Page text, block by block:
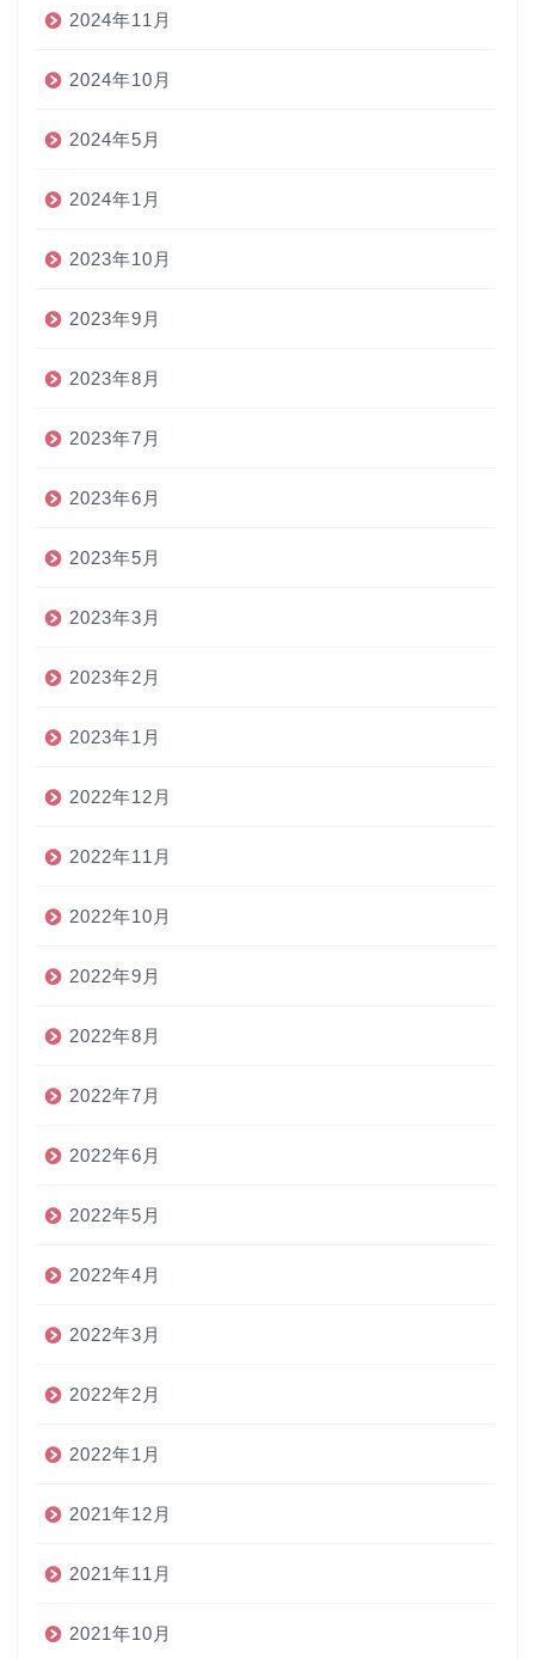
2024年11月
2024年10月
2024年5月
2024年1月
2023年10月
2023年9月
2023年8月
2023年7月
2023年6月
2023年5月
2023年3月
2023年2月
2023年1月
2022年12月
2022年11月
2022年10月
2022年9月
2022年8月
2022年7月
2022年6月
2022年5月
2022年4月
2022年3月
2022年2月
2022年1月
2021年12月
2021年11月
2021年10月